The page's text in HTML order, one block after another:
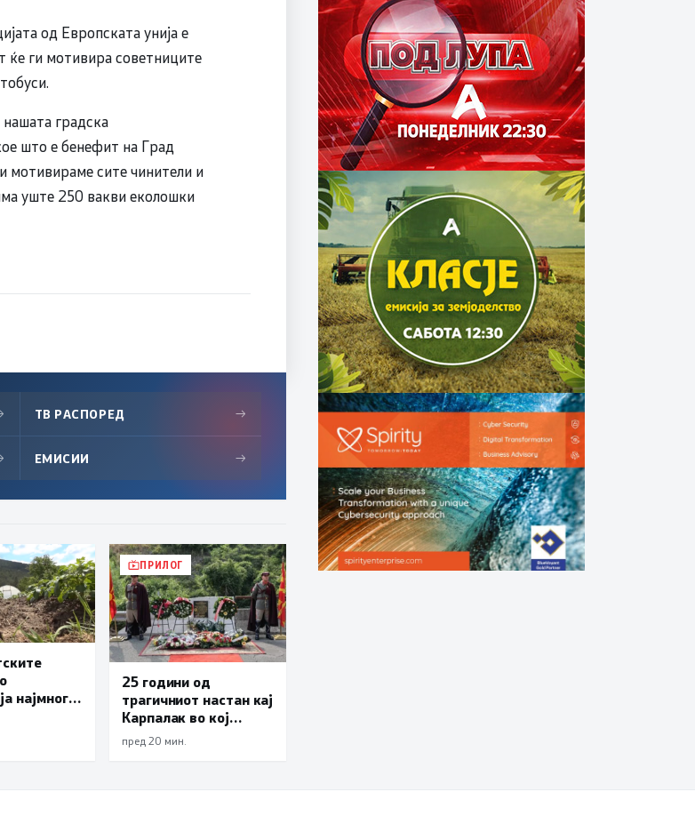
од Европската унија е
ќе ги мотивира советниците
градска
што е бенефит на Град
мотивираме сите чинители и
уште 250 вакви еколошки
ТВ РАСПОРЕД →
ЕМИСИИ →
најмногу
ПРИЛОГ
25 години од
трагичниот настан кај
Карпалак во кој
загинаа десетмина
македонски
пред 20 мин.